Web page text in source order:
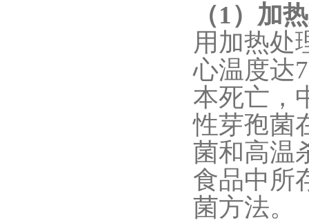
（1）加
用加热处
心温度达
本死亡，
性芽孢菌
菌和高温
食品中所
菌方法。